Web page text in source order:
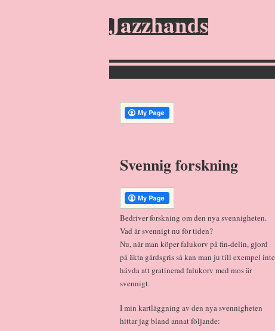
Jazzhands
Svennig forskning
Bedriver forskning om den nya svennigheten.
Vad är svennigt nu för tiden?
Nu, när man köper falukorv på fin-delin, gjord
på äkta gårdsgris så kan man ju till exempel inte
hävda att gratinerad falukorv med mos är
svennigt.
I min kartläggning av den nya svennigheten
hittar jag bland annat följande: